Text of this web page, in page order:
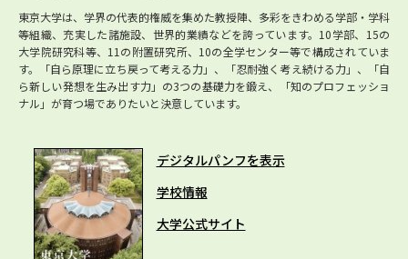
東京大学は、学界の代表的権威を集めた教授陣、多彩をきわめる学部・学科
等組織、充実した諸施設、世界的業績などを誇っています。10学部、15の
大学院研究科等、11の附置研究所、10の全学センター等で構成されていま
す。「自ら原理に立ち戻って考える力」、「忍耐強く考え続ける力」、「自
ら新しい発想を生み出す力」の3つの基礎力を鍛え、「知のプロフェッショ
ナル」が育つ場でありたいと決意しています。
デジタルパンフを表示
学校情報
大学公式サイト